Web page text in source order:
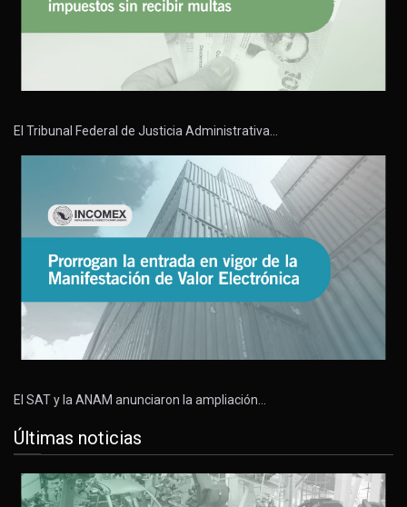
El Tribunal Federal de Justicia Administrativa…
El SAT y la ANAM anunciaron la ampliación…
Últimas noticias